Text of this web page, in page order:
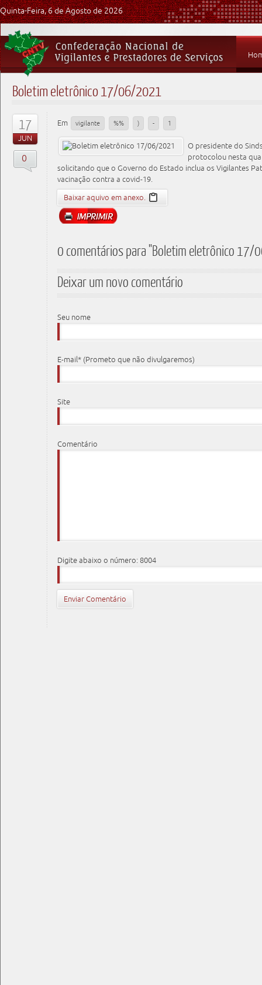
Quinta-Feira, 6 de Agosto de 2026
Boletim eletrônico 17/06/2021
17
JUN
0
Em vigilante %% ) - 1
O presidente do
protocolou nesta
solicitando que o Governo do Estado inclua os Vigilantes
vacinação contra a covid-19.
Baixar aquivo em anexo.
0 comentários para "Boletim eletrônico
Deixar um novo comentário
Seu nome
E-mail* (Prometo que não divulgaremos)
Site
Comentário
Digite abaixo o número: 8004